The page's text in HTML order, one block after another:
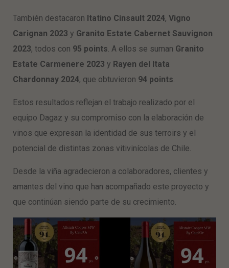
También destacaron Itatino Cinsault 2024, Vigno
Carignan 2023 y Granito Estate Cabernet Sauvignon
2023, todos con 95 points. A ellos se suman Granito
Estate Carmenere 2023 y Rayen del Itata
Chardonnay 2024, que obtuvieron 94 points.
Estos resultados reflejan el trabajo realizado por el
equipo Dagaz y su compromiso con la elaboración de
vinos que expresan la identidad de sus terroirs y el
potencial de distintas zonas vitivinícolas de Chile.
Desde la viña agradecieron a colaboradores, clientes y
amantes del vino que han acompañado este proyecto y
que continúan siendo parte de su crecimiento.